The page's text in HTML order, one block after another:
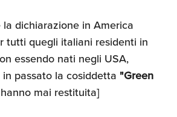
Personale e
la dichiarazione in America
tutti quegli italiani residenti in
essendo nati negli USA,
passato la cosiddetta "Green
mai restituita]